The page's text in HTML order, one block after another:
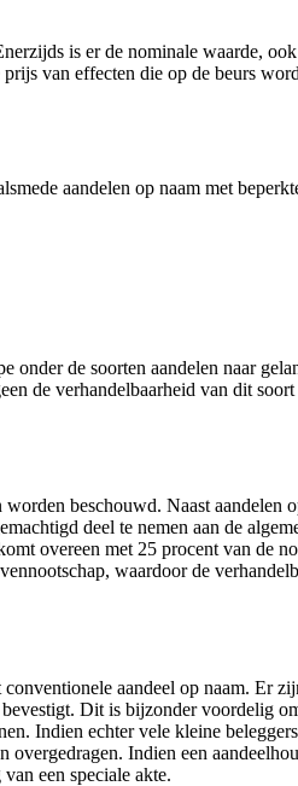
is er de nominale waarde,
van effecten die op de beurs
aandelen op naam met
de soorten aandelen naar
de verhandelbaarheid van dit
beschouwd. Naast aandelen
deel te nemen aan de
overeen met 25 procent van de
waardoor de
aandeel op naam. Er
Dit is bijzonder voordelig
Indien echter vele kleine
Indien een
een speciale akte.